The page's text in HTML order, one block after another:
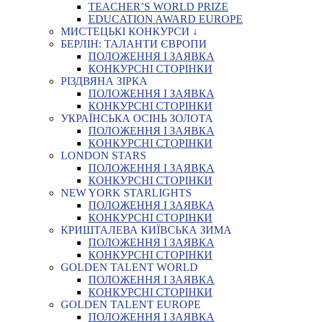
TEACHER’S WORLD PRIZE
EDUCATION AWARD EUROPE
МИСТЕЦЬКІ КОНКУРСИ ↓
БЕРЛІН: ТАЛАНТИ ЄВРОПИ
ПОЛОЖЕННЯ І ЗАЯВКА
КОНКУРСНІ СТОРІНКИ
РІЗДВЯНА ЗІРКА
ПОЛОЖЕННЯ І ЗАЯВКА
КОНКУРСНІ СТОРІНКИ
УКРАЇНСЬКА ОСІНЬ ЗОЛОТА
ПОЛОЖЕННЯ І ЗАЯВКА
КОНКУРСНІ СТОРІНКИ
LONDON STARS
ПОЛОЖЕННЯ І ЗАЯВКА
КОНКУРСНІ СТОРІНКИ
NEW YORK STARLIGHTS
ПОЛОЖЕННЯ І ЗАЯВКА
КОНКУРСНІ СТОРІНКИ
КРИШТАЛЕВА КИЇВСЬКА ЗИМА
ПОЛОЖЕННЯ І ЗАЯВКА
КОНКУРСНІ СТОРІНКИ
GOLDEN TALENT WORLD
ПОЛОЖЕННЯ І ЗАЯВКА
КОНКУРСНІ СТОРІНКИ
GOLDEN TALENT EUROPE
ПОЛОЖЕННЯ І ЗАЯВКА